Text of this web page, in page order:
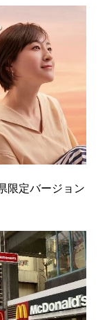
限定バージョン